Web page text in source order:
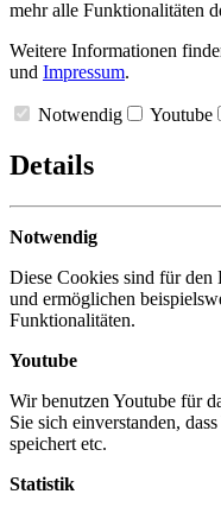
mehr alle Funktionalitäten
Weitere Informationen
und Impressum.
Notwendig Youtube
Details
Notwendig
Diese Cookies sind für den
und ermöglichen
Funktionalitäten.
Youtube
Wir benutzen Youtube für
Sie sich einverstanden,
speichert etc.
Statistik